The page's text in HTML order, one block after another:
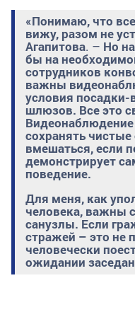
«Понимаю, что
вижу, разом не
Агапитова. – Но
бы на
сотрудников
важны
условия посадки-
шлюзов. Все это
Видеонаблюдение
сохранять
вмешаться, если
демонстрирует
поведение.
Для меня, как
человека, важны
санузлы. Если
стражей – это не
человечески
ожидании